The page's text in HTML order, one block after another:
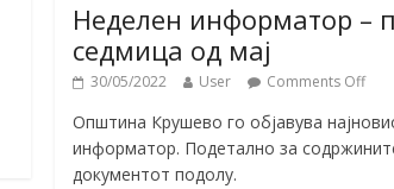
Неделен информатор –
седмица од мај
30/05/2022 User Comments Off
Општина Крушево го објавува
информатор. Подетално за
документот подолу.